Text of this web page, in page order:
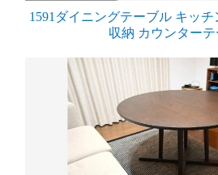
1591ダイニングテーブル キッ
収納 カウンター